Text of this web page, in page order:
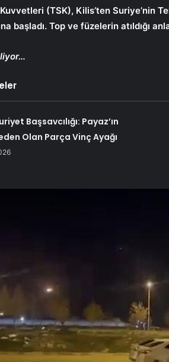
(TSK), Kilis’ten Suriye’nin
başladı. Top ve füzelerin atıldığı
Başsavcılığı: Payaz’ın
Olan Parça Vinç Ayağı